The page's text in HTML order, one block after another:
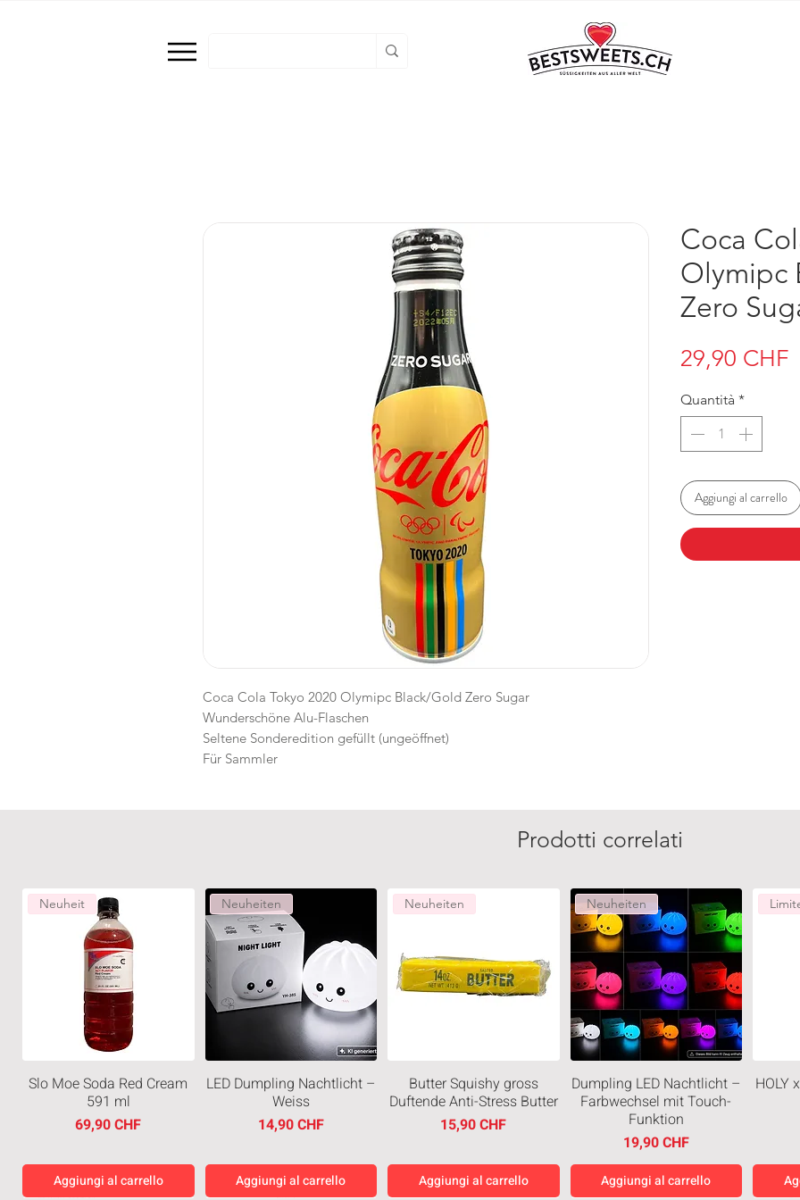
Coca Cola Tokyo 2020 Olymipc Black/Gold Zero Sugar
Wunderschöne Alu-Flaschen
Seltene Sonderedition gefüllt (ungeöffnet)
Für Sammler
Coca
Olymipc
Zero
29,90 CHF
Quantità *
Aggiungi al carrello
Prodotti correlati
Neuheit
Slo Moe Soda Red Cream
591 ml
Prezzo
69,90 CHF
Aggiungi al carrello
Neuheiten
LED Dumpling Nachtlicht –
Weiss
Prezzo
14,90 CHF
Aggiungi al carrello
Neuheiten
Butter Squishy gross
Duftende Anti-Stress Butter
Prezzo
15,90 CHF
Aggiungi al carrello
Neuheiten
Dumpling LED Nachtlicht –
Farbwechsel mit Touch-
Funktion
Prezzo
19,90 CHF
Aggiungi al carrello
HOLY